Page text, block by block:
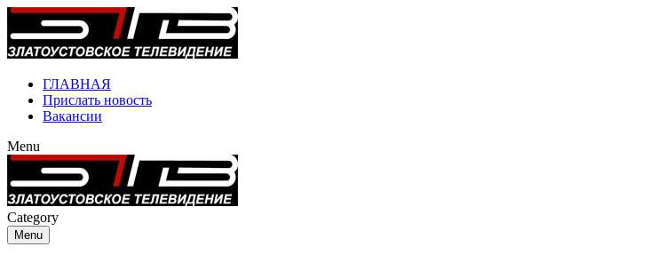
ГЛАВНАЯ
Прислать новость
Вакансии
Menu
Category
Menu